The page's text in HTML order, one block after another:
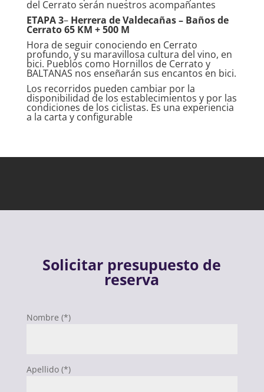
del Cerrato serán nuestros acompañantes
ETAPA 3– Herrera de Valdecañas – Baños de
Cerrato 65 KM + 500 M
Hora de seguir conociendo en Cerrato
profundo, y su maravillosa cultura del vino, en
bici. Pueblos como Hornillos de Cerrato y
BALTANAS nos enseñarán sus encantos en bici.
Los recorridos pueden cambiar por la
disponibilidad de los establecimientos y por las
condiciones de los ciclistas. Es una experiencia
a la carta y configurable
Solicitar presupuesto de
reserva
Nombre (*)
Apellido (*)